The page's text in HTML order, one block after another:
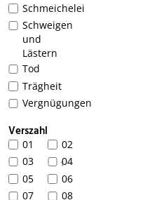
Schmeichelei
Schweigen
und
Lästern
Tod
Trägheit
Vergnügungen
Verszahl
01
02
03
104
05
06
07
08